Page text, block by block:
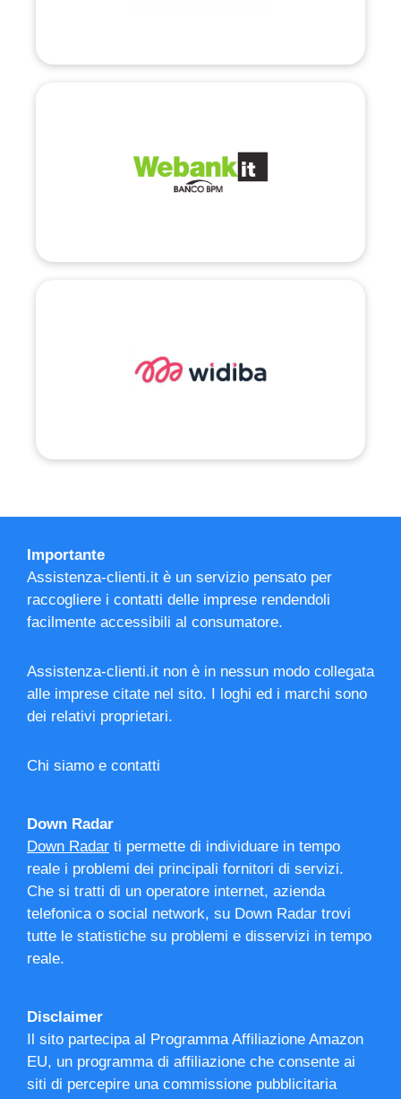
Importante
Assistenza-clienti.it è un servizio pensato per
raccogliere i contatti delle imprese rendendoli
facilmente accessibili al consumatore.
Assistenza-clienti.it non è in nessun modo collegata
alle imprese citate nel sito. I loghi ed i marchi sono
dei relativi proprietari.
Chi siamo e contatti
Down Radar
Down Radar ti permette di individuare in tempo
reale i problemi dei principali fornitori di servizi.
Che si tratti di un operatore internet, azienda
telefonica o social network, su Down Radar trovi
tutte le statistiche su problemi e disservizi in tempo
reale.
Disclaimer
Il sito partecipa al Programma Affiliazione Amazon
EU, un programma di affiliazione che consente ai
siti di percepire una commissione pubblicitaria